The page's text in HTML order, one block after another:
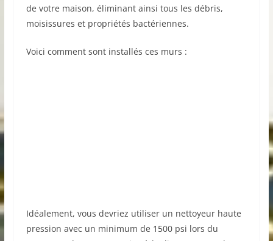
de votre maison, éliminant ainsi tous les débris,
moisissures et propriétés bactériennes.
Voici comment sont installés ces murs :
Idéalement, vous devriez utiliser un nettoyeur haute
pression avec un minimum de 1500 psi lors du